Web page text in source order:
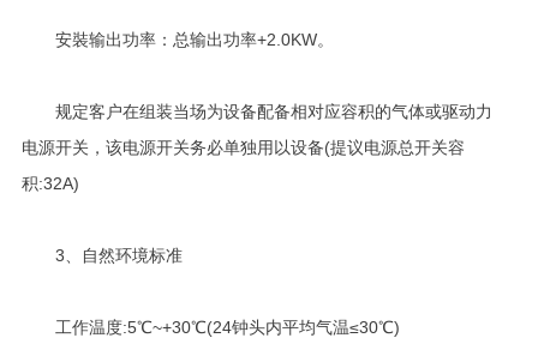
安裝输出功率：总输出功率+2.0KW。
规定客户在组装当场为设备配备相对应容积的气体或驱动力
电源开关，该电源开关务必单独用以设备(提议电源总开关容
积:32A)
3、自然环境标准
工作温度:5℃~+30℃(24钟头内平均气温≤30℃)